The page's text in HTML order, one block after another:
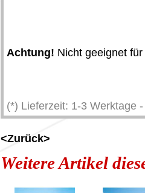
Achtung! Nicht geeignet
(*) Lieferzeit: 1-3 Werktage
<Zurück>
Weitere Artikel